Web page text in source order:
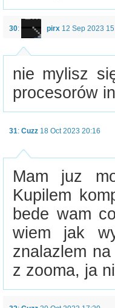
30: pirx 12 Sep 2023
nie mylisz
procesorów
31: Cuzz 18 Oct 2023 20:16
Mam juz
Kupilem
bede wam
wiem jak
znalazlem
z zooma, ja